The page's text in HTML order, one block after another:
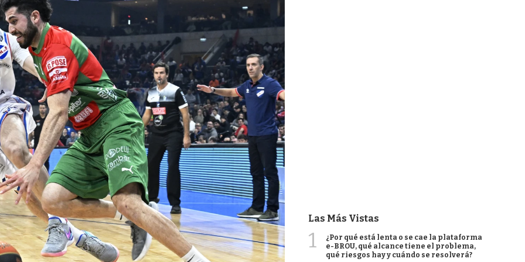
Las Más Vistas
1
¿Por qué está lenta o se cae la plataforma
e-BROU, qué alcance tiene el problema,
qué riesgos hay y cuándo se resolverá?